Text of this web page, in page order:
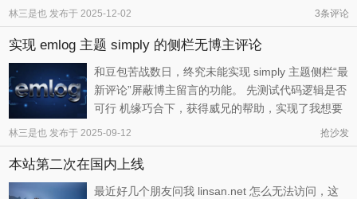
akismet 更好。之前也是跟我说过一次，我不以为
然，毕竟有插件，没有痛苦，也就几十条… 之所以
现在准备这么做，并观察效果，1是考虑到跟随大师
林三是也发布于 2025-12-02 3条评论
实现 emlog 主题 simply 的侧栏无博主评论
和豆包苦战数日，终究未能实现 simply 主题侧栏“最
新评论”屏蔽博主留言的功能。 先测试代码逻辑是否
可行 机缘巧合下，获得威兄的帮助，实现了我想要
的功能。具体分为两步来实现，首先是找到主题原
来的侧栏最新评论代码，在 module.php 文件中，
（可以通过关键字搜索进行定位）具体是这段：
林三是也发布于 2025-09-12 抢沙发
本站第二次在国内上线
最近好几个朋友问我 linsan.net 怎么无法访问，这